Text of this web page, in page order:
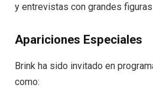
y entrevistas con grandes
Apariciones Especiales
Brink ha sido invitado en
como: